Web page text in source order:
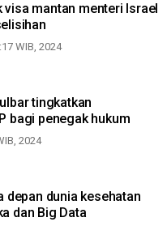
mantan menteri Israel
WIB, 2024
tingkatkan
bagi penegak hukum
2024
depan dunia kesehatan
dan Big Data